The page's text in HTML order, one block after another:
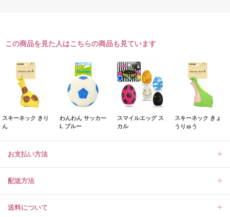
この商品を見た人はこちらの商品も見ています
スキーネック きり
ん
わんわん サッカー
L ブルー
スマイルエッグ ス
カル
スキーネック きょ
うりゅう
お支払い方法
配送方法
送料について